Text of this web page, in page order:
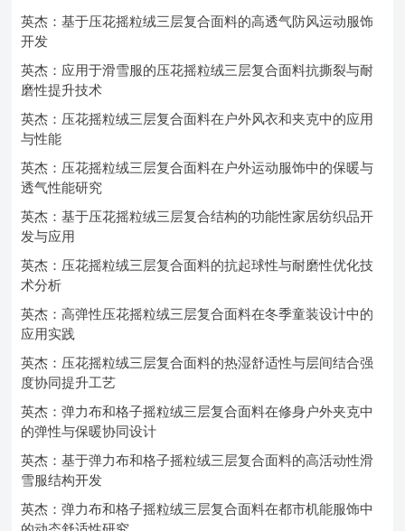
英杰：基于压花摇粒绒三层复合面料的高透气防风运动服饰
开发
英杰：应用于滑雪服的压花摇粒绒三层复合面料抗撕裂与耐
磨性提升技术
英杰：压花摇粒绒三层复合面料在户外风衣和夹克中的应用
与性能
英杰：压花摇粒绒三层复合面料在户外运动服饰中的保暖与
透气性能研究
英杰：基于压花摇粒绒三层复合结构的功能性家居纺织品开
发与应用
英杰：压花摇粒绒三层复合面料的抗起球性与耐磨性优化技
术分析
英杰：高弹性压花摇粒绒三层复合面料在冬季童装设计中的
应用实践
英杰：压花摇粒绒三层复合面料的热湿舒适性与层间结合强
度协同提升工艺
英杰：弹力布和格子摇粒绒三层复合面料在修身户外夹克中
的弹性与保暖协同设计
英杰：基于弹力布和格子摇粒绒三层复合面料的高活动性滑
雪服结构开发
英杰：弹力布和格子摇粒绒三层复合面料在都市机能服饰中